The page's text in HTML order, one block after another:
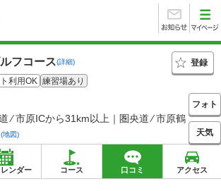
フコース(詳細)
登録
利用OK 練習場あり
⁄ 市原ICから31km以上｜圏央道 ⁄ 市原鶴
(地図)
フォト
天気
ンダー コース 口コミ アクセス